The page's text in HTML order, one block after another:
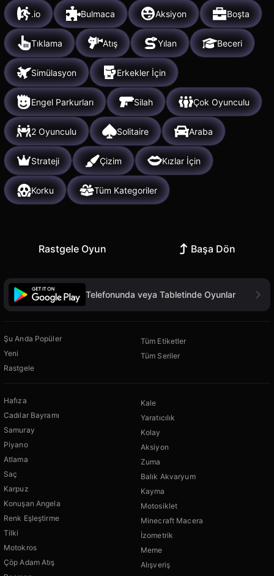
.io Bulmaca Aksiyon Boşta
Tıklama Atış Yılan Beceri
Simülasyon Erkekler İçin
Engel Parkurları Silah Çok Oyunculu
2 Oyunculu Solitaire Araba
Strateji Çizim Kızlar İçin
Korku Tüm Kategoriler
Rastgele Oyun Başa Dön
Telefonunda veya Tabletinde Oyunlar
Şu Anda Popüler
Yeni
Rastgele
Tüm Etiketler
Tüm Seriler
Hafıza
Cadılar Bayramı
Samuray
Piyano
Atlama
Saç
Karpuz
Konuşan Angela
Renk Eşleştirme
Tilki
Motokros
Çöp Adam Atış
Kale
Yaratıcılık
Kolay
Aksiyon
Zuma
Balık Akvaryum
Kayma
Motosiklet
Minecraft Macera
İzometrik
Meme
Alışveriş